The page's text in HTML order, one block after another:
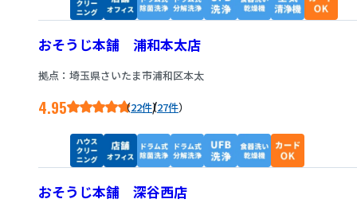
おそうじ本舗 浦和本太店
拠点：埼玉県さいたま市浦和区本太
4.95 22件/27件
おそうじ本舗 深谷西店